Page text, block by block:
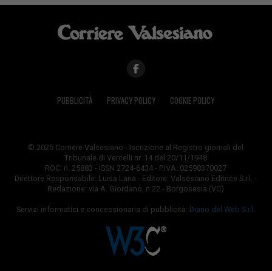
PUBBLICITÀ PRIVACY POLICY COOKIE POLICY
© 2025 Corriere Valsesiano - Iscrizione al Registro giornali del
Tribunale di Vercelli nr. 14 del 20/11/1948
ROC: n. 25883 - ISSN 2724-6434 - P.IVA: 02598370027
Direttore Responsabile: Luisa Lana - Editore: Valsesiano Editrice S.r.l. -
Redazione: via A. Giordano, n.22 - Borgosesia (VC)
Servizi informatici e concessionaria di pubblicità: Diario del Web S.r.l.